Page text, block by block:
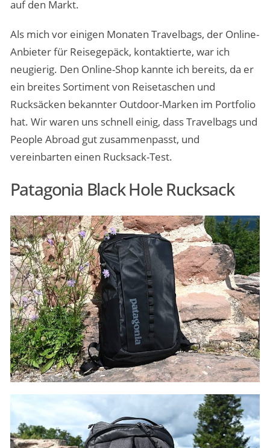
auf den Markt.
Als mich vor einigen Monaten Travelbags, der Online-
Anbieter für Reisegepäck, kontaktierte, war ich
neugierig. Den Online-Shop kannte ich bereits, da er
ein breites Sortiment von Reisetaschen und
Rucksäcken bekannter Outdoor-Marken im Portfolio
hat. Wir waren uns schnell einig, dass Travelbags und
People Abroad gut zusammenpasst, und
vereinbarten einen Rucksack-Test.
Patagonia Black Hole Rucksack